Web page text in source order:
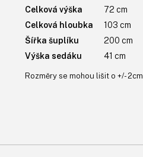
Celková výška
72 cm
Celková hloubka
103 cm
Šířka šuplíku
200 cm
Výška sedáku
41 cm
Rozměry se mohou lišit o +/- 2cm